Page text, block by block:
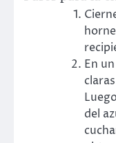
En
del